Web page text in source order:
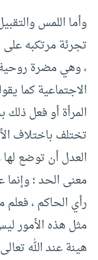
وأما اللمس
تجرئة مرتكبه على
، وهي مضرة روحية
الاجتماعية كما
المرأة أو فعل
تختلف باختلاف
العدل أن توضع
معنى الحد ؛
رأي الحاكم ،
مثل هذه الأمور
هينة عند الله